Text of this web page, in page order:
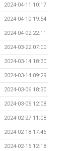
2024-04-11 10:17
2024-04-10 19:54
2024-04-02 22:11
2024-03-22 07:00
2024-03-14 18:30
2024-03-14 09:29
2024-03-06 18:30
2024-03-05 12:08
2024-02-27 11:08
2024-02-18 17:46
2024-02-15 12:18